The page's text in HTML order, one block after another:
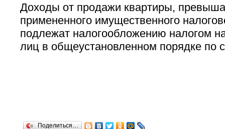
Доходы от продажи квартиры,
примененного имущественного
подлежат налогообложению налогом
лиц в общеустановленном порядке по
Поделиться…